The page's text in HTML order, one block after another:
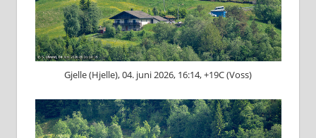
Gjelle (Hjelle), 04. juni 2026, 16:14, +19C (Voss)